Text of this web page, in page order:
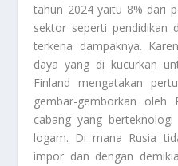
tahun 2024 yaitu 8% dari
sektor seperti pendidikan
terkena dampaknya.
daya yang di kucurkan
Finland mengatakan
gembar-gemborkan
cabang yang
logam. Di mana Rusia
impor dan dengan